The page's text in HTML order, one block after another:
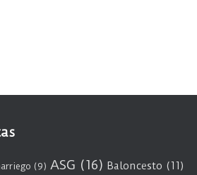
(9) ASG (16) Baloncesto (11)